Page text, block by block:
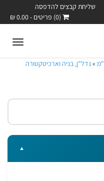
שליחת קבצים להדפסה
(0) פריטים - 0.00 ₪
»נדל"ן, בניה וארכיטקטורה
▼